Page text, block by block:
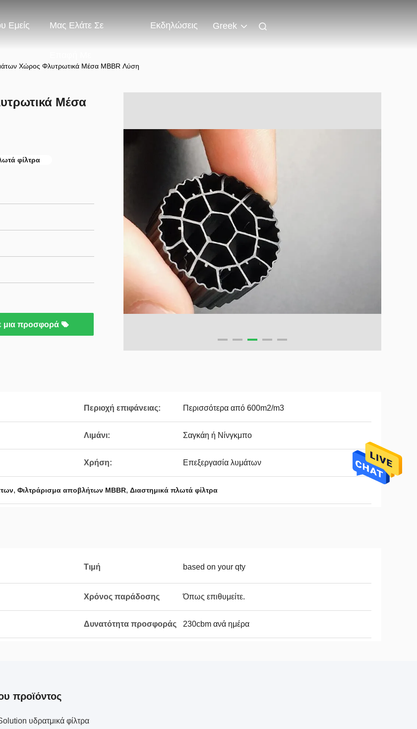
Εμείς Μας Ελάτε Σε Εκδηλώσεις Greek
Χώρος Φλυτρωτικά Μέσα MBBR Λύση
Μέσα
φίλτρα
μια προσφορά
Περιοχή επιφάνειας: Περισσότερα από 600m2/m3
Λιμάνι: Σαγκάη ή Νίνγκμπο
Χρήση: Επεξεργασία λυμάτων
, Φιλτράρισμα αποβλήτων MBBR, Διαστημικά πλωτά φίλτρα
Τιμή based on your qty
Χρόνος παράδοσης Όπως επιθυμείτε.
Δυνατότητα προσφοράς 230cbm ανά ημέρα
προϊόντος
υδρατμικά φίλτρα